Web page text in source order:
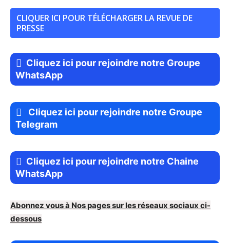
CLIQUER ICI POUR TÉLÉCHARGER LA REVUE DE
PRESSE
Cliquez ici pour rejoindre notre Groupe
WhatsApp
Cliquez ici pour rejoindre notre Groupe
Telegram
Cliquez ici pour rejoindre notre Chaine
WhatsApp
Abonnez vous à Nos pages sur les réseaux sociaux ci-
dessous